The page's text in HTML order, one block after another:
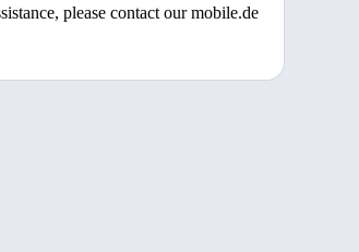
please contact our mobile.de